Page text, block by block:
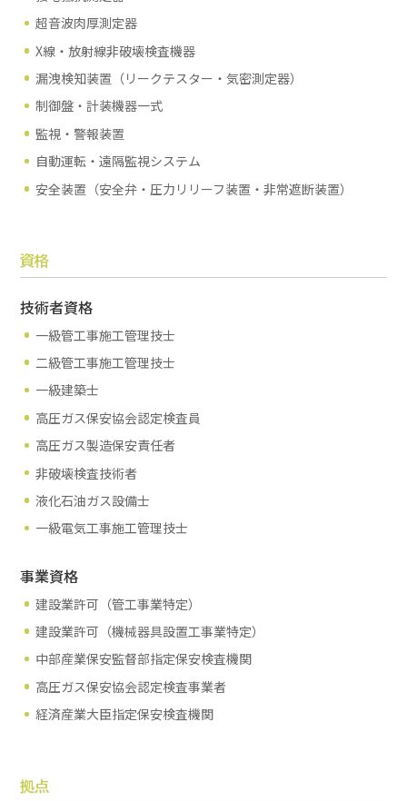
超音波肉厚測定器
X線・放射線非破壊検査機器
漏洩検知装置（リークテスター・気密測定器）
制御盤・計装機器一式
監視・警報装置
自動運転・遠隔監視システム
安全装置（安全弁・圧力リリーフ装置・非常遮断装置）
資格
技術者資格
一級管工事施工管理技士
二級管工事施工管理技士
一級建築士
高圧ガス保安協会認定検査員
高圧ガス製造保安責任者
非破壊検査技術者
液化石油ガス設備士
一級電気工事施工管理技士
事業資格
建設業許可（管工事業特定）
建設業許可（機械器具設置工事業特定）
中部産業保安監督部指定保安検査機関
高圧ガス保安協会認定検査事業者
経済産業大臣指定保安検査機関
拠点